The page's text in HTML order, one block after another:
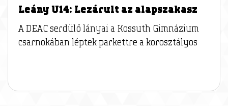
Leány U14: Lezárult az alapszakasz
A DEAC serdülő lányai a Kossuth Gimnázium
csarnokában léptek parkettre a korosztályos